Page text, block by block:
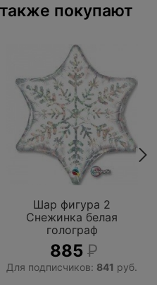
покупают
Шар фигура 2
Снежинка белая
голограф
885 Р
Для подписчиков: 841 руб.